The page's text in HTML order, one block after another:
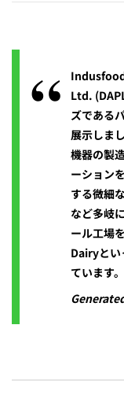
Ltd.
ズである
展示しま
機器の製
ーション
する微細
など多岐
ール工場
Dairyとい
ています。